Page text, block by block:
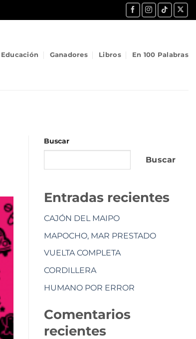
Educación Ganadores Libros En 100 Palabras
Buscar
Buscar
Entradas recientes
CAJÓN DEL MAIPO
MAPOCHO, MAR PRESTADO
VUELTA COMPLETA
CORDILLERA
HUMANO POR ERROR
Comentarios
recientes